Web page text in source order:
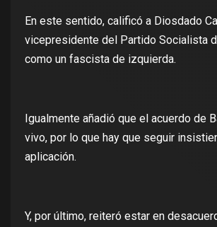
En este sentido, calificó a Diosdado
vicepresidente del Partido Socialista
como un fascista de izquierda.
Igualmente añadió que el acuerdo de
vivo, por lo que hay que seguir
aplicación.
Y, por último, reiteró estar en